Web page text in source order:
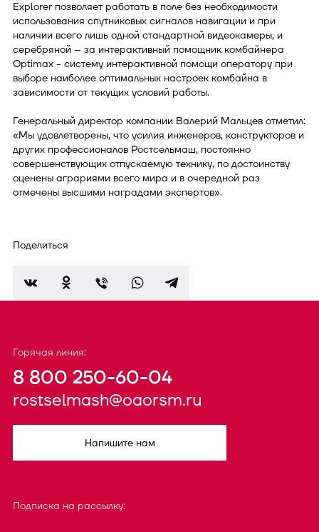
Explorer позволяет работать в поле без необходимости
использования спутниковых сигналов навигации и при
наличии всего лишь одной стандартной видеокамеры, и
серебряной – за интерактивный помощник комбайнера
Optimax - систему интерактивной помощи оператору при
выборе наиболее оптимальных настроек комбайна в
зависимости от текущих условий работы.
Генеральный директор компании Валерий Мальцев отметил:
«Мы удовлетворены, что усилия инженеров, конструкторов и
других профессионалов Ростсельмаш, постоянно
совершенствующих отпускаемую технику, по достоинству
оценены аграриями всего мира и в очередной раз
отмечены высшими наградами экспертов».
Поделиться
Горячая линия:
8 800 250-60-04
rostselmash@oaorsm.ru
Напишите нам
Подписка на рассылку: